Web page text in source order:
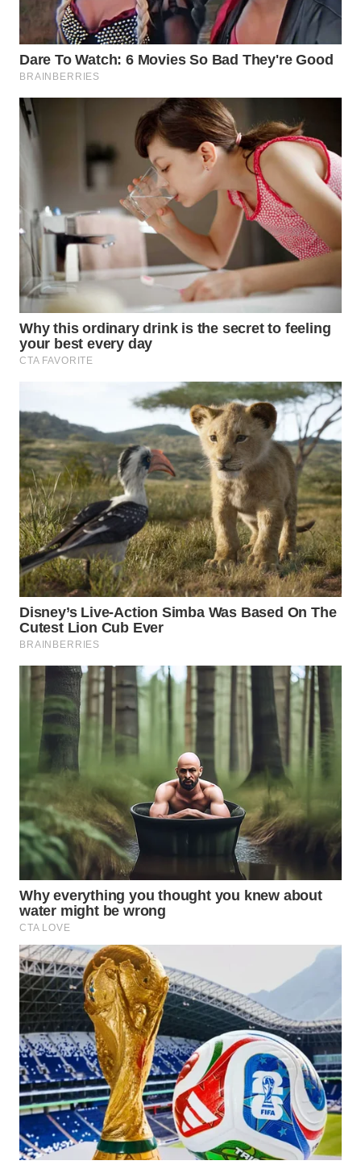
WN
CIREBON
WN
MAJALENGKA
WN
SUBANG
WN
SUKABUMI
PRIANGAN
TIMUR
WN
SEMARANG
WN
SOLO
WN
BOROBUDUR
MADURA
SURABAYA
WN
NATUNA
WN
BINTAN
WN
MANDALIKA
WN
LIKUPANG
WN
LABUANBAJO
WN
BORNEO
Wahana